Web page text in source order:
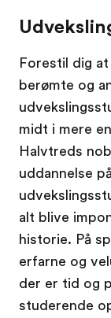
Forestil dig
berømte og
midt i mere
Halvtreds
uddannelse
alt blive
historie. På
erfarne og
der er tid og
studerende